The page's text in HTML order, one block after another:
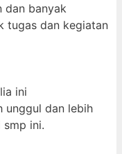
dan banyak
tugas dan kegiatan
ini
unggul dan lebih
ini.